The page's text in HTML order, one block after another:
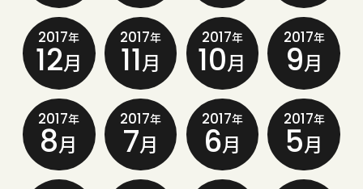
2017年
12月
2017年
11月
2017年
10月
2017年
9月
2017年
8月
2017年
7月
2017年
6月
2017年
5月